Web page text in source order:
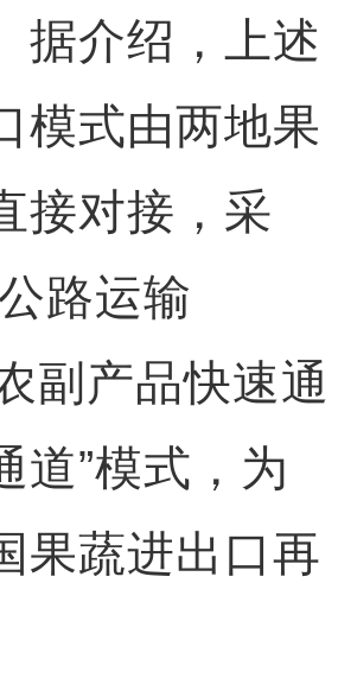
据介绍，上述
模式由两地果
接对接，采
路运输
副产品快速通
道”模式，为
果蔬进出口再